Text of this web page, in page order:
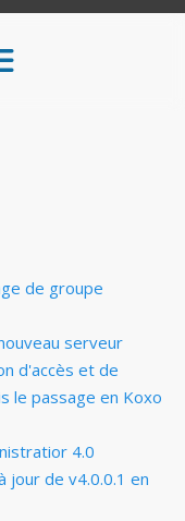
de groupe
serveur
d'accès et de
le passage en Koxo
4.0
jour de v4.0.0.1 en